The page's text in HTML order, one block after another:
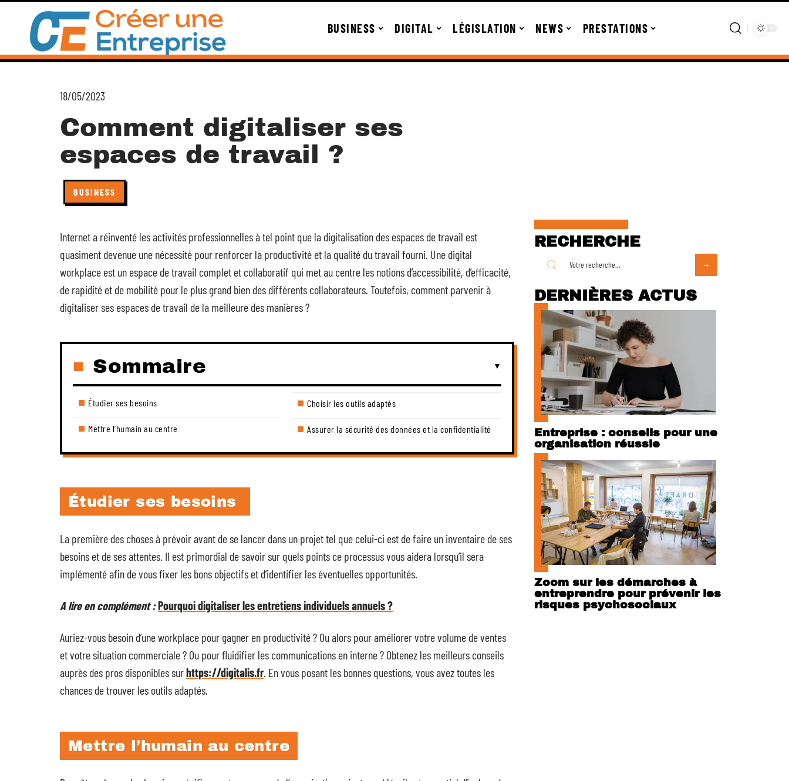
BUSINESS DIGITAL LÉGISLATION NEWS PRESTATIONS
18/05/2023
Comment digitaliser ses
espaces de travail ?
BUSINESS
Internet a réinventé les activités professionnelles à tel point que la digitalisation des espaces de travail est
quasiment devenue une nécessité pour renforcer la productivité et la qualité du travail fourni. Une digital
workplace est un espace de travail complet et collaboratif qui met au centre les notions d’accessibilité, d’efficacité,
de rapidité et de mobilité pour le plus grand bien des différents collaborateurs. Toutefois, comment parvenir à
digitaliser ses espaces de travail de la meilleure des manières ?
Sommaire
Étudier ses besoins
Mettre l’humain au centre
Choisir les outils adaptés
Assurer la sécurité des données et la confidentialité
Étudier ses besoins
La première des choses à prévoir avant de se lancer dans un projet tel que celui-ci est de faire un inventaire de ses
besoins et de ses attentes. Il est primordial de savoir sur quels points ce processus vous aidera lorsqu’il sera
implémenté afin de vous fixer les bons objectifs et d’identifier les éventuelles opportunités.
A lire en complément :Pourquoi digitaliser les entretiens individuels annuels ?
Auriez-vous besoin d’une workplace pour gagner en productivité ? Ou alors pour améliorer votre volume de ventes
et votre situation commerciale ? Ou pour fluidifier les communications en interne ? Obtenez les meilleurs conseils
auprès des pros disponibles surhttps://digitalis.fr. En vous posant les bonnes questions, vous avez toutes les
chances de trouver les outils adaptés.
Mettre l’humain au centre
RECHERCHE
DERNIÈRES ACTUS
Entreprise : conseils pour une
organisation réussie
Zoom sur les démarches à
entreprendre pour prévenir les
risques psychosociaux